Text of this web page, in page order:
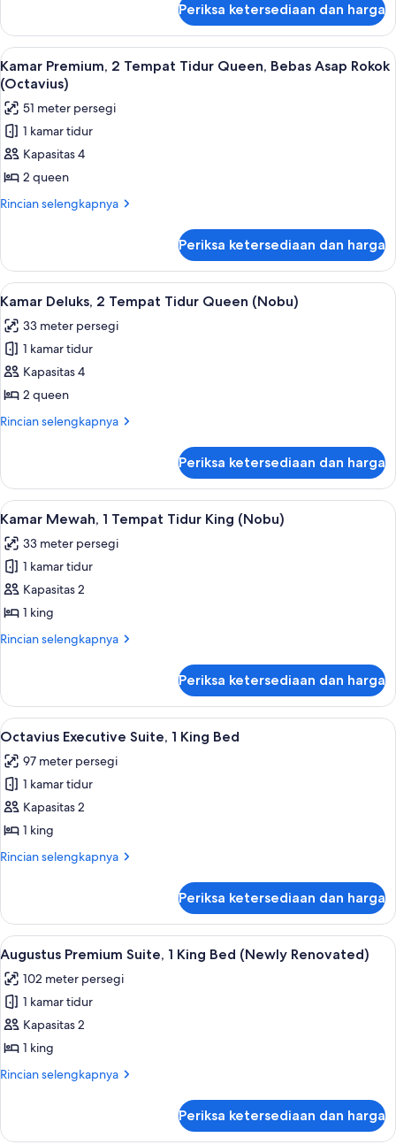
Bebas
Asap
Rokok
(Octavius)
Kamar
Premium,
1
Tempat
Tidur
King,
Bebas
Asap
Rokok
(Octavius)
Periksa ketersediaan dan harga
Lihat
semua
foto
untuk
Kamar
Premium,
2
Tempat
Bebas
Asap
Rokok
(Octavius)
Bantalan ekstra lembut, brankas,
4
Kamar Premium, 2 Tempat Tidur Queen, Bebas Asap Rokok
(Octavius)
51 meter persegi
1 kamar tidur
Kapasitas 4
2 queen
Rincian selengkapnya
Rincian
Kamar
Premium,
2
Tidur
Queen,
Bebas
Asap
Rokok
Periksa ketersediaan dan harga
Lihat
semua
foto
untuk
Kamar
Deluks,
2
Queen
(Nobu)
Bantalan ekstra lembut, brankas,
4
Kamar Deluks, 2 Tempat Tidur Queen (Nobu)
33 meter persegi
1 kamar tidur
Kapasitas 4
2 queen
Rincian selengkapnya
Rincian
Kamar
Deluks,
2
Tidur
Queen
(Nobu)
Periksa ketersediaan dan harga
Lihat
semua
foto
untuk
Kamar
Mewah,
1
King
(Nobu)
Bantalan ekstra lembut, brankas,
4
Kamar Mewah, 1 Tempat Tidur King (Nobu)
33 meter persegi
1 kamar tidur
Kapasitas 2
1 king
Rincian selengkapnya
Rincian
Kamar
Mewah,
1
Tidur
King
(Nobu)
Periksa ketersediaan dan harga
Lihat
semua
foto
untuk
Octavius
Executive
Suite,
Bed
Bantalan ekstra lembut, brankas,
5
Octavius Executive Suite, 1 King Bed
97 meter persegi
1 kamar tidur
Kapasitas 2
1 king
Rincian selengkapnya
Rincian
Octavius
Executive
Suite,
King
Bed
Periksa ketersediaan dan harga
Lihat
semua
foto
untuk
Augustus
Premium
Suite,
Bed
Augustus Premium Suite, 1 King
4
Augustus Premium Suite, 1 King Bed (Newly Renovated)
102 meter persegi
1 kamar tidur
Kapasitas 2
1 king
Rincian selengkapnya
Rincian
Augustus
Periksa ketersediaan dan harga